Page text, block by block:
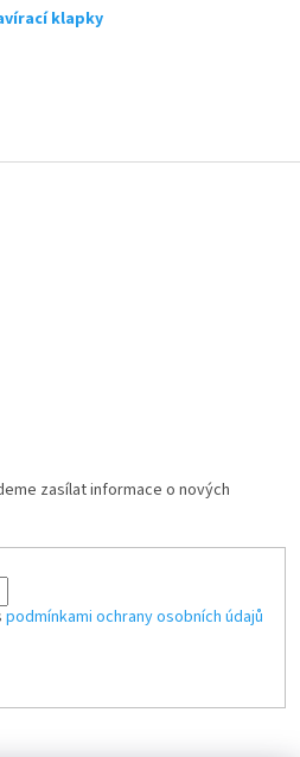
klapky
zasílat informace o nových
podmínkami ochrany osobních údajů